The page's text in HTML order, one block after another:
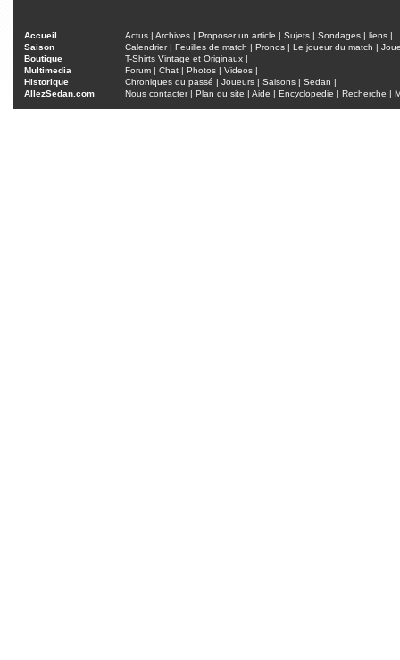
Accueil Actus | Archives | Proposer un article | Sujets | Sondages | liens |
Saison
Calendrier| Feuilles de match | Pronos | Le joueur du match |
Boutique
T-Shirts Vintage et Originaux |
Multimedia
Forum | Chat | Photos | Videos |
Historique
Chroniques du passé | Joueurs | Saisons | Sedan |
AllezSedan.com
Nous contacter| Plan du site | Aide | Encyclopedie | Recherche |